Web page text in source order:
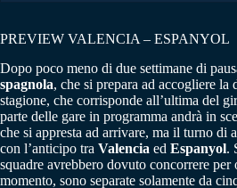
PREVIEW VALENCIA – ESPANYOL
Dopo poco meno di due settimane di
spagnola, che si prepara ad accogliere la
stagione, che corrisponde all’ultima del
parte delle gare in programma andrà in
che si appresta ad arrivare, ma il turno di
con l’anticipo tra Valencia ed Espanyol.
squadre avrebbero dovuto concorrere
momento, sono separate solamente da